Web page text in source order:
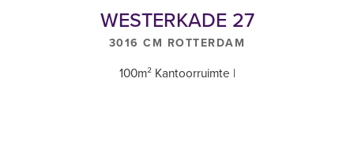
WESTERKADE 27
3016 CM ROTTERDAM
100m² Kantoorruimte |